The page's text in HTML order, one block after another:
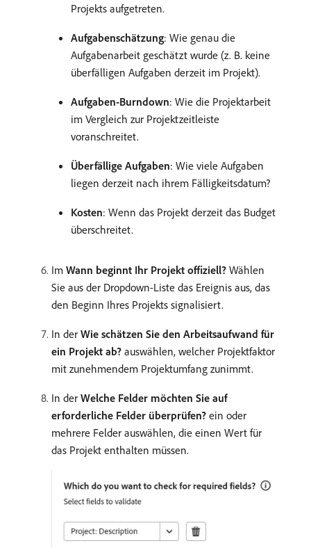
Projekts aufgetreten.
Aufgabenschätzung: Wie genau die
Aufgabenarbeit geschätzt wurde (z. B. keine
überfälligen Aufgaben derzeit im Projekt).
Aufgaben-Burndown: Wie die Projektarbeit
im Vergleich zur Projektzeitleiste
voranschreitet.
Überfällige Aufgaben: Wie viele Aufgaben
liegen derzeit nach ihrem Fälligkeitsdatum?
Kosten: Wenn das Projekt derzeit das Budget
überschreitet.
Im Wann beginnt Ihr Projekt offiziell? Wählen
Sie aus der Dropdown-Liste das Ereignis aus, das
den Beginn Ihres Projekts signalisiert.
In der Wie schätzen Sie den Arbeitsaufwand für
ein Projekt ab? auswählen, welcher Projektfaktor
mit zunehmendem Projektumfang zunimmt.
In der Welche Felder möchten Sie auf
erforderliche Felder überprüfen? ein oder
mehrere Felder auswählen, die einen Wert für
das Projekt enthalten müssen.